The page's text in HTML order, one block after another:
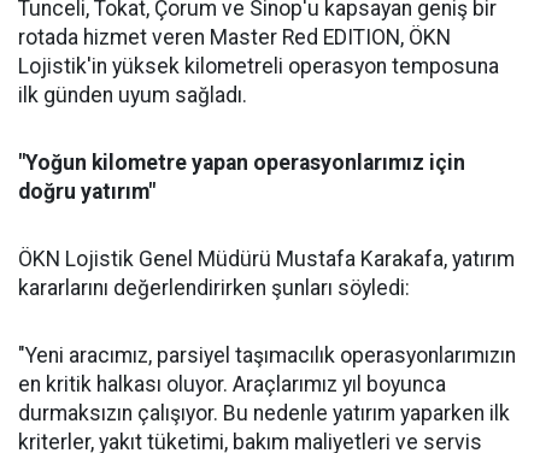
Tunceli, Tokat, Çorum ve Sinop'u kapsayan geniş bir
rotada hizmet veren Master Red EDITION, ÖKN
Lojistik'in yüksek kilometreli operasyon temposuna
ilk günden uyum sağladı.
"Yoğun kilometre yapan operasyonlarımız için
doğru yatırım"
ÖKN Lojistik Genel Müdürü Mustafa Karakafa, yatırım
kararlarını değerlendirirken şunları söyledi:
"Yeni aracımız, parsiyel taşımacılık operasyonlarımızın
en kritik halkası oluyor. Araçlarımız yıl boyunca
durmaksızın çalışıyor. Bu nedenle yatırım yaparken ilk
kriterler, yakıt tüketimi, bakım maliyetleri ve servis